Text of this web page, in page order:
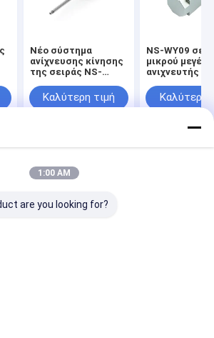
Νέο σύστημα
ανίχνευσης κίνησης
της σειράς NS-
Καλύτερη τιμή
NS-WY09
μικρού
ανιχνευτής
μετατόπισης
σύρματος
Καλύτερη
Περίπου εμείς
Desktop Site
Πολιτική μυστικότητας
Ltd.. All Rights Reserved.
1:00 AM
are you looking for?